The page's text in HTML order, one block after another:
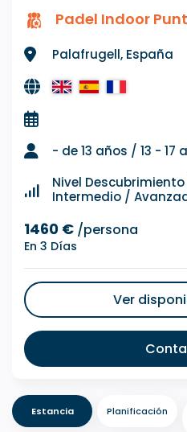
Padel Indoor
Palafrugell, España
- de 13 años / 13 - 17
Nivel
Intermedio /
1460 € /persona
En 3 Días
Ver
Estancia Planificación